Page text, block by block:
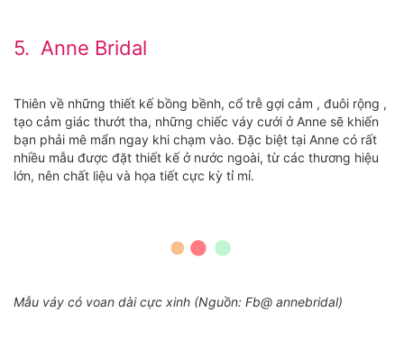
5. Anne Bridal
Thiên về những thiết kế bồng bềnh, cổ trễ gợi cảm , đuôi rộng ,
tạo cảm giác thướt tha, những chiếc váy cưới ở Anne sẽ khiến
bạn phải mê mẩn ngay khi chạm vào. Đặc biệt tại Anne có rất
nhiều mẫu được đặt thiết kế ở nước ngoài, từ các thương hiệu
lớn, nên chất liệu và họa tiết cực kỳ tỉ mỉ.
Mẫu váy có voan dài cực xinh (Nguồn: Fb@ annebridal)